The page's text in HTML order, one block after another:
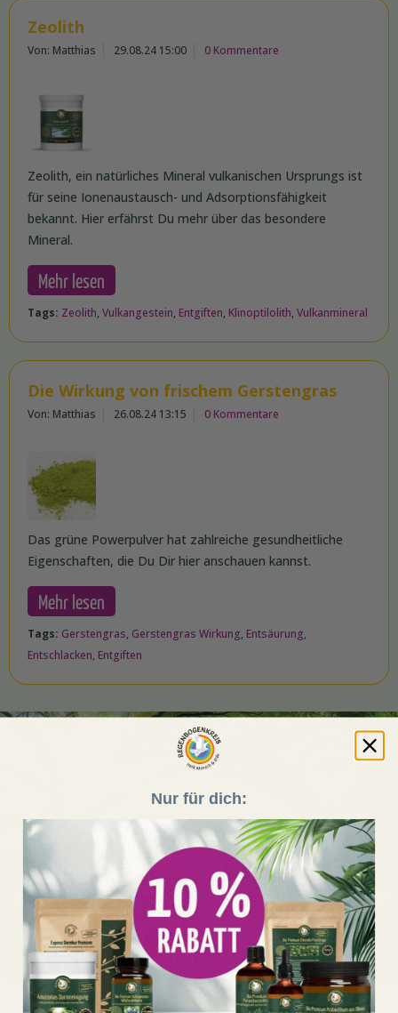
Zeolith
Von: Matthias 29.08.24 15:00 0 Kommentare
Zeolith, ein natürliches Mineral vulkanischen Ursprungs ist
für seine Ionenaustausch- und Adsorptionsfähigkeit
bekannt. Hier erfährst Du mehr über das besondere
Mineral.
Mehr lesen
Tags: Zeolith, Vulkangestein, Entgiften, Klinoptilolith, Vulkanmineral
Die Wirkung von frischem Gerstengras
Von: Matthias 26.08.24 13:15 0 Kommentare
Das grüne Powerpulver hat zahlreiche gesundheitliche
Eigenschaften, die Du Dir hier anschauen kannst.
Mehr lesen
Tags: Gerstengras, Gerstengras Wirkung, Entsäurung,
Entschlacken, Entgiften
Erfahre hier, wie wir bereits
über 2,147 Mrd. m²
Regenwald schützen
konnten!
Nur für dich: